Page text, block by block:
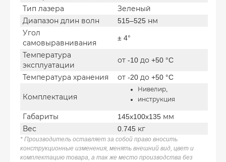
Тип лазера
Зеленый
Диапазон длин волн
515–525 нм
Угол
самовыравнивания
± 4°
Температура
эксплуатации
от -10 до +50 °C
Температура хранения от -20 до +50 °C
Комплектация
Нивелир,
инструкция
Габариты
145x100x135 мм
Вес
0.745 кг
* Производитель оставляет за собой право вносить
конструкционные изменения, менять внешний вид, цвет и
комплектацию товара, а так же место производства без